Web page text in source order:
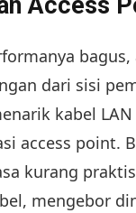
bagus,
dari sisi
kabel
access point.
kurang
mengebor